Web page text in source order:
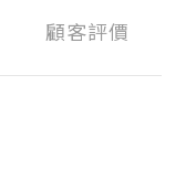
顧客評價